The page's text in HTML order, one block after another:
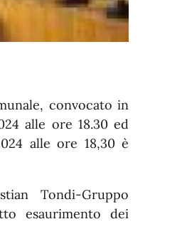
convocato in
alle ore 18.30 ed
alle ore 18,30 è
Tondi-Gruppo
esaurimento dei